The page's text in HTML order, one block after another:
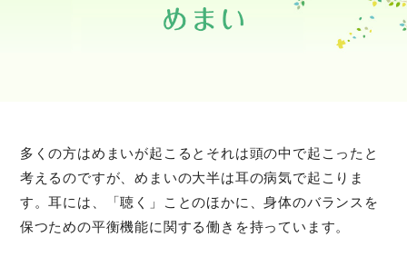
多くの方はめまいが起こるとそれは頭の中で起こったと
考えるのですが、めまいの大半は耳の病気で起こりま
す。耳には、「聴く」ことのほかに、身体のバランスを
保つための平衡機能に関する働きを持っています。